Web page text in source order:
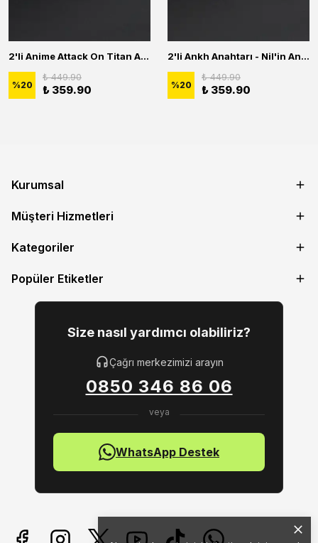
2'li Anime Attack On Titan Acrylic Maria Anime Naruto Erkek Kadın Kolye Seti
%20
₺ 449.90
₺ 359.90
2'li Ankh Anahtarı - Nil'in Anahtarı - Kuru Kafa Erkek Kadın Kolye Seti
%20
₺ 449.90
₺ 359.90
Kurumsal
Müşteri Hizmetleri
Kategoriler
Popüler Etiketler
Size nasıl yardımcı olabiliriz?
Çağrı merkezimizi arayın
0850 346 86 06
WhatsApp Destek